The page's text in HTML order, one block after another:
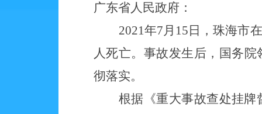
广东省人民政府：
2021年7月15日，珠海市
人死亡。事故发生后，国务
彻落实。
根据《重大事故查处挂